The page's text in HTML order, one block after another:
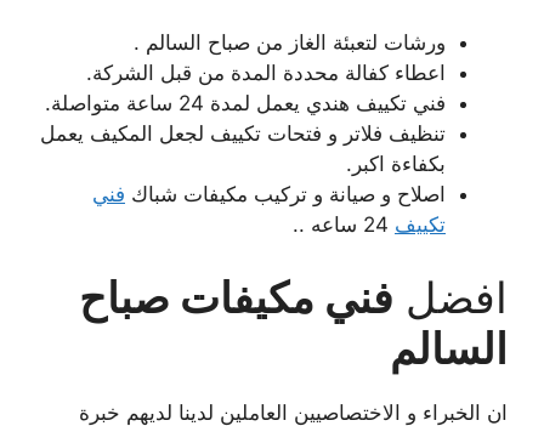
ورشات لتعبئة الغاز من صباح السالم .
اعطاء كفالة محددة المدة من قبل الشركة.
فني تكييف هندي يعمل لمدة 24 ساعة متواصلة.
تنظيف فلاتر و فتحات تكييف لجعل المكيف يعمل
بكفاءة اكبر.
اصلاح و صيانة و تركيب مكيفات شباك فني
تكييف
افضل فني مكيفات صباح
السالم
ان الخبراء و الاختصاصيين العاملين لدينا لديهم خبرة